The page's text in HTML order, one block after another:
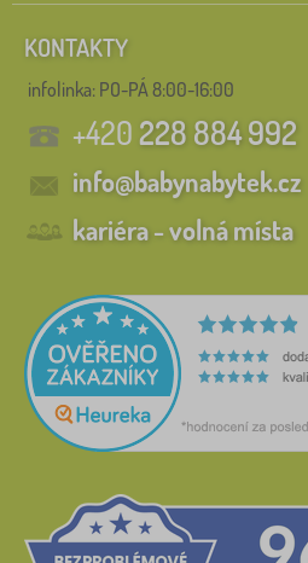
KONTAKTY
infolinka: PO-PÁ 8:00-16:00
+420228 884 992
info@babynabytek.cz
kariéra - volná místa